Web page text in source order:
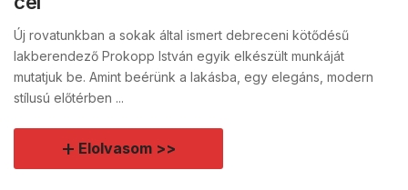
Új rovatunkban a sokak által ismert debreceni kötődésű
lakberendező Prokopp István egyik elkészült munkáját
mutatjuk be. Amint beérünk a lakásba, egy elegáns, modern
stílusú előtérben ...
Elolvasom >>